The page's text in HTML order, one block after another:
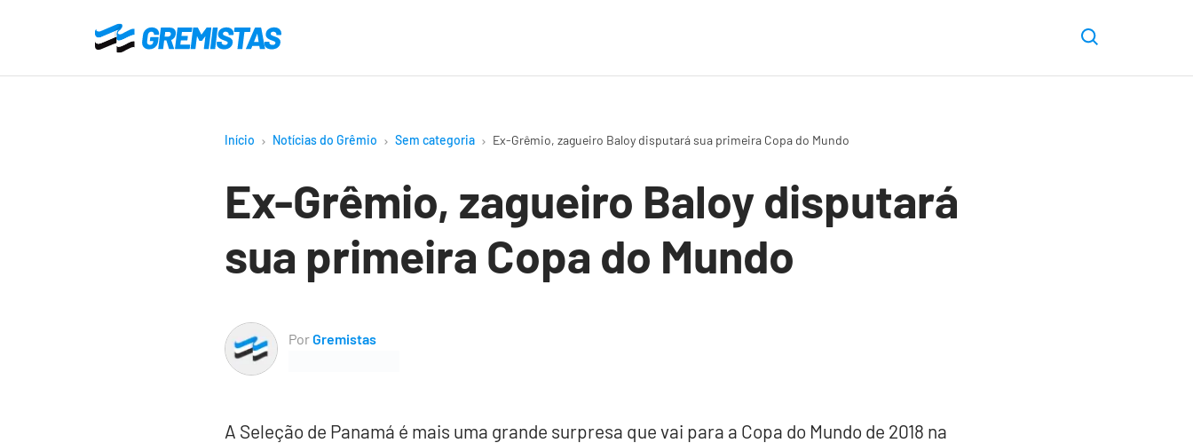
o
Gremistas
Início Notícias do Grêmio Sem categoria Ex-Grêmio, zagueiro Baloy disputará sua primeira Copa do Mundo
Ex-Grêmio, zagueiro Baloy disputará
sua primeira Copa do Mundo
PorGremistas
A Seleção de Panamá é mais uma grande surpresa que vai para a Copa do Mundo de 2018 na